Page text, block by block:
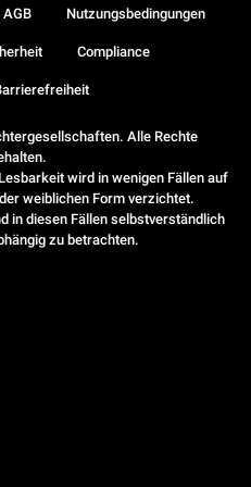
Alle Rechte
wird in wenigen Fällen auf
weiblichen Form verzichtet.
in diesen Fällen selbstverständlich
zu betrachten.
AGB Nutzungsbedingungen
Compliance